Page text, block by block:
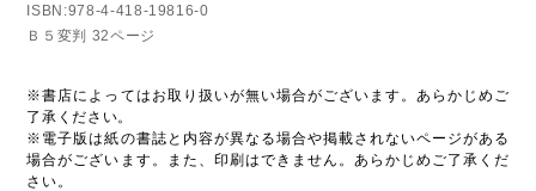
ISBN:978-4-418-19816-0
Ｂ５変判 32ページ
※書店によってはお取り扱いが無い場合がございます。あらかじめご
了承ください。
※電子版は紙の書誌と内容が異なる場合や掲載されないページがある
場合がございます。また、印刷はできません。あらかじめご了承くだ
さい。